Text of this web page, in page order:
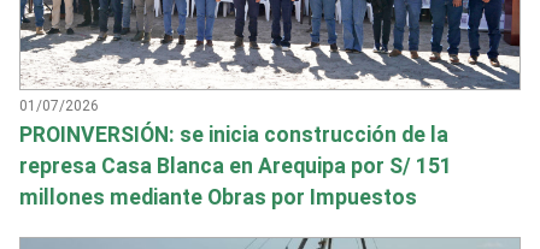
01/07/2026
PROINVERSIÓN: se inicia construcción de la
represa Casa Blanca en Arequipa por S/ 151
millones mediante Obras por Impuestos